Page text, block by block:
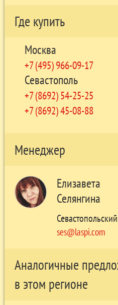
Где купить
Москва
+7 (495) 966-09-17
Севастополь
+7 (8692) 54-25-25
+7 (8692) 45-08-88
Менеджер
Елизавета
Селянгина
ses@laspi.com
Аналогичные
в этом регионе